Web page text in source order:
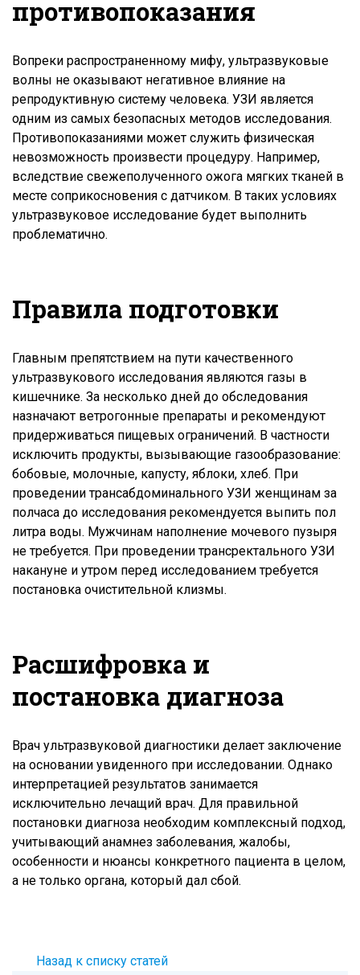
противопоказания
Вопреки распространенному мифу, ультразвуковые
волны не оказывают негативное влияние на
репродуктивную систему человека. УЗИ является
одним из самых безопасных методов исследования.
Противопоказаниями может служить физическая
невозможность произвести процедуру. Например,
вследствие свежеполученного ожога мягких тканей в
месте соприкосновения с датчиком. В таких условиях
ультразвуковое исследование будет выполнить
проблематично.
Правила подготовки
Главным препятствием на пути качественного
ультразвукового исследования являются газы в
кишечнике. За несколько дней до обследования
назначают ветрогонные препараты и рекомендуют
придерживаться пищевых ограничений. В частности
исключить продукты, вызывающие газообразование:
бобовые, молочные, капусту, яблоки, хлеб. При
проведении трансабдоминального УЗИ женщинам за
полчаса до исследования рекомендуется выпить пол
литра воды. Мужчинам наполнение мочевого пузыря
не требуется. При проведении трансректального УЗИ
накануне и утром перед исследованием требуется
постановка очистительной клизмы.
Расшифровка и
постановка диагноза
Врач ультразвуковой диагностики делает заключение
на основании увиденного при исследовании. Однако
интерпретацией результатов занимается
исключительно лечащий врач. Для правильной
постановки диагноза необходим комплексный подход,
учитывающий анамнез заболевания, жалобы,
особенности и нюансы конкретного пациента в целом,
а не только органа, который дал сбой.
Назад к списку статей